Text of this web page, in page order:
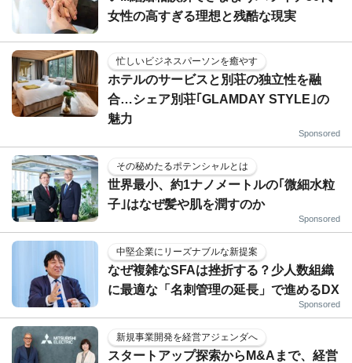
女性の高すぎる理想と残酷な現実
忙しいビジネスパーソンを癒やす
ホテルのサービスと別荘の独立性を融
合…シェア別荘｢GLAMDAY STYLE｣の
魅力
Sponsored
その秘めたるポテンシャルとは
世界最小、約1ナノメートルの｢微細水粒
子｣はなぜ髪や肌を潤すのか
Sponsored
中堅企業にリーズナブルな新提案
なぜ複雑なSFAは挫折する？少人数組織
に最適な「名刺管理の延長」で進めるDX
Sponsored
新規事業開発を経営アジェンダへ
スタートアップ探索からM&Aまで、経営